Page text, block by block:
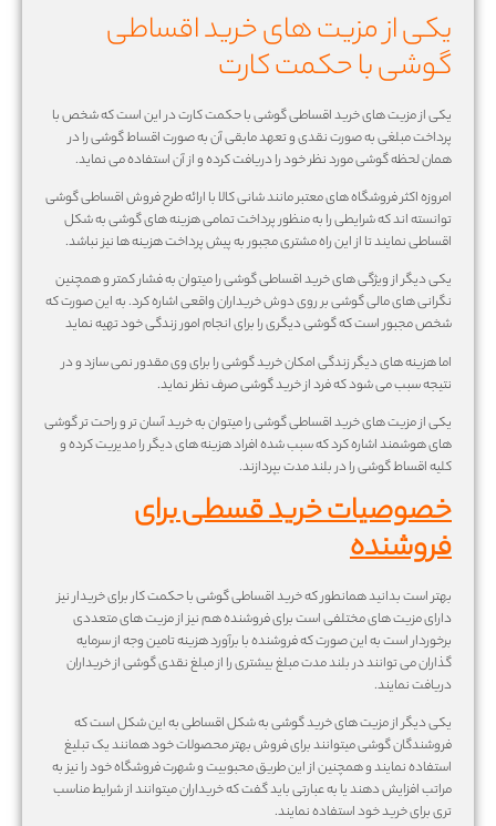
یکی از مزیت های خرید اقساطی
گوشی با حکمت کارت
یکی از مزیت های خرید اقساطی گوشی با حکمت کارت در این است که شخص با
پرداخت مبلغی به صورت نقدی و تعهد مابقی آن به صورت اقساط گوشی را در
همان لحظه گوشی مورد نظر خود را دریافت کرده و از آن استفاده می نماید.
امروزه اکثر فروشگاه های معتبر مانند شانی کالا با ارائه طرح فروش اقساطی گوشی
توانسته اند که شرایطی را به منظور پرداخت تمامی هزینه های گوشی به شکل
اقساطی نمایند تا از این راه مشتری مجبور به پیش پرداخت هزینه ها نیز نباشد.
یکی دیگر از ویژگی های خرید اقساطی گوشی را میتوان به فشار کمتر و همچنین
نگرانی های مالی گوشی بر روی دوش خریداران واقعی اشاره کرد. به این صورت که
شخص مجبور است که گوشی دیگری را برای انجام امور زندگی خود تهیه نماید
اما هزینه های دیگر زندگی امکان خرید گوشی را برای وی مقدور نمی سازد و در
نتیجه سبب می شود که فرد از خرید گوشی صرف نظر نماید.
یکی از مزیت های خرید اقساطی گوشی را میتوان به خرید آسان تر و راحت تر گوشی
های هوشمند اشاره کرد که سبب شده افراد هزینه های دیگر را مدیریت کرده و
کلیه اقساط گوشی را در بلند مدت بپردازند.
خصوصیات خرید قسطی برای
فروشنده
بهتر است بدانید همانطور که خرید اقساطی گوشی با حکمت کار برای خریدار نیز
دارای مزیت های مختلفی است برای فروشنده هم نیز از مزیت های متعددی
برخوردار است به این صورت که فروشنده با برآورد هزینه تامین وجه از سرمایه
گذاران می توانند در بلند مدت مبلغ بیشتری را از مبلغ نقدی گوشی از خریداران
دریافت نمایند.
یکی دیگر از مزیت های خرید گوشی به شکل اقساطی به این شکل است که
فروشندگان گوشی میتوانند برای فروش بهتر محصولات خود همانند یک تبلیغ
استفاده نمایند و همچنین از این طریق محبوبیت و شهرت فروشگاه خود را نیز به
مراتب افزایش دهند یا به عبارتی باید گفت که خریداران میتوانند از شرایط مناسب
تری برای خرید خود استفاده نمایند.